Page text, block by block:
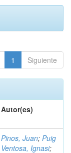
1 Siguiente
Autor(es)
Pinos, Juan; Puig
Ventosa, Ignasi;